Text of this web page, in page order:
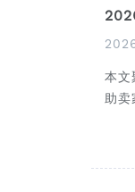
本文
助卖